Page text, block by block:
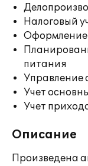
Налоговый
Оформление
питания
Управление
Учет
Учет
Описание
Произведена